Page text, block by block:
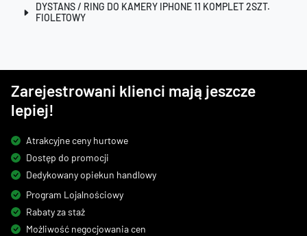
DYSTANS / RING DO KAMERY IPHONE 11 KOMPLET 2SZT.
FIOLETOWY
Zarejestrowani klienci mają jeszcze
lepiej!
Atrakcyjne ceny hurtowe
Dostęp do promocji
Dedykowany opiekun handlowy
Program Lojalnościowy
Rabaty za staż
Możliwość negocjowania cen